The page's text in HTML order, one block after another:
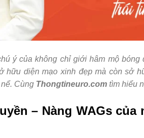
ý của không chỉ giới hâm mộ bóng
hữu diện mạo xinh đẹp mà còn sở
Cùng Thongtineuro.com tìm hiểu
– Nàng WAGs của